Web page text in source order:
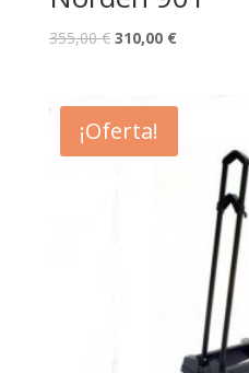
355,00€ 310,00 €
¡Oferta!